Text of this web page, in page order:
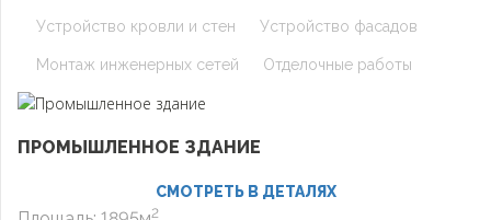
Устройство кровли и стен Устройство фасадов
Монтаж инженерных сетей Отделочные работы
ПРОМЫШЛЕННОЕ ЗДАНИЕ
СМОТРЕТЬ В ДЕТАЛЯХ
2